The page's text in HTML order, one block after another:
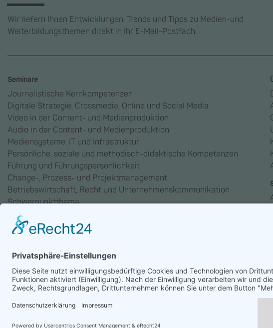
Wir liefern Ihnen Entwicklungen, Trends und Tipps zu Medien-und
Weiterbildungsthemen direkt in Ihr E-Mail-Postfach.
Seminare
Journalistische Kernkompetenzen
Digitale Strategie, Crossmedia, Online und Social Media
Video in der Content- und Medienproduktion
Audio in der Content- und Medienproduktion
Mediensysteme, IT und Infrastruktur
Persönliche, soziale und methodisch-didaktische Kompetenzen
Führung und Führungspersönlichkeit
Change-, Prozess- und Projektmanagement
Betriebswirtschaft, Recht und Unternehmenskommunikation
Schwerpunktthema
AGB Datenschutz Impressum Widerruf